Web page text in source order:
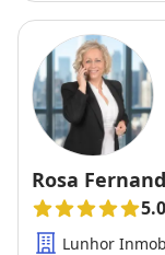
Rosa
5.0
Lunhor